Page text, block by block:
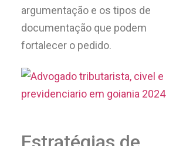
argumentação e os tipos de
documentação que podem
fortalecer o pedido.